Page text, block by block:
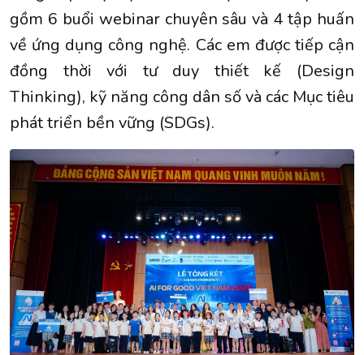
gồm 6 buổi webinar chuyên sâu và 4 tập huấn
về ứng dụng công nghệ. Các em được tiếp cận
đồng thời với tư duy thiết kế (Design
Thinking), kỹ năng công dân số và các Mục tiêu
phát triển bền vững (SDGs).